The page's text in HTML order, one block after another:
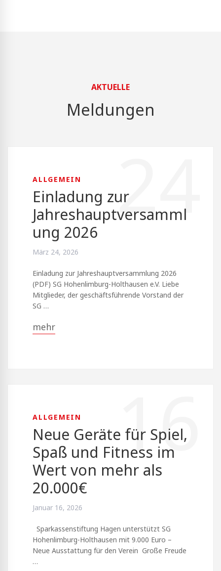
AKTUELLE
Meldungen
24
ALLGEMEIN
Einladung zur
Jahreshauptversamml
ung 2026
März 24, 2026
Einladung zur Jahreshauptversammlung 2026
(PDF) SG Hohenlimburg-Holthausen e.V. Liebe
Mitglieder, der geschäftsführende Vorstand der
SG …
mehr
16
ALLGEMEIN
Neue Geräte für Spiel,
Spaß und Fitness im
Wert von mehr als
20.000€
Januar 16, 2026
Sparkassenstiftung Hagen unterstützt SG
Hohenlimburg-Holthausen mit 9.000 Euro –
Neue Ausstattung für den Verein Große Freude
…